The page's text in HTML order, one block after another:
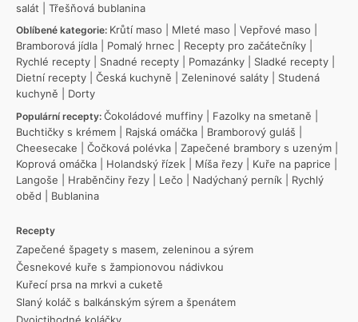
salát
Třešňová bublanina
Oblíbené kategorie: Krůtí maso Mleté maso Vepřové maso
Bramborová jídla
Pomalý hrnec Recepty pro začátečníky
Rychlé recepty
Snadné recepty Pomazánky Sladké recepty
Dietní recepty
Česká kuchyně Zeleninové saláty
Studená
kuchyně
Dorty
Populární recepty: Čokoládové muffiny Fazolky na smetaně
Buchtičky s krémem
Rajská omáčka Bramborový guláš
Cheesecake
Čočková polévka Zapečené brambory s uzeným
Koprová omáčka
Holandský řízek Míša řezy Kuře na paprice
Langoše
Hraběnčiny řezy Lečo Nadýchaný perník
Rychlý
oběd
Bublanina
Recepty
Zapečené špagety s masem, zeleninou a sýrem
Česnekové kuře s žampionovou nádivkou
Kuřecí prsa na mrkvi a cuketě
Slaný koláč s balkánským sýrem a špenátem
Dvojctihodné koláčky